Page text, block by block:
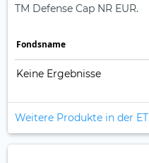
TM Defense Cap NR EUR.
Fonds­name
Keine Ergebnisse
Weitere Produkte in der